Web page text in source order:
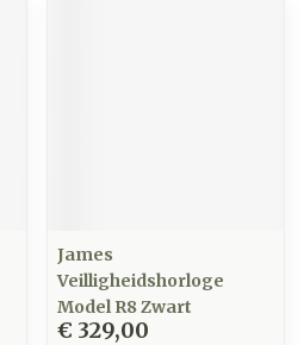
James
Veilligheidshorloge
Model R8 Zwart
€ 329,00